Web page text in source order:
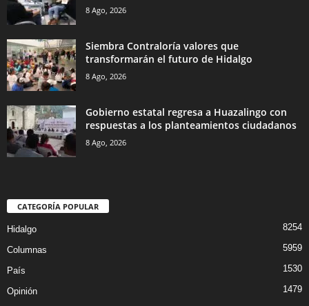
8 Ago, 2026
Siembra Contraloría valores que
transformarán el futuro de Hidalgo
8 Ago, 2026
Gobierno estatal regresa a Huazalingo con
respuestas a los planteamientos ciudadanos
8 Ago, 2026
CATEGORÍA POPULAR
Hidalgo 8254
Columnas 5959
País 1530
Opinión
1479